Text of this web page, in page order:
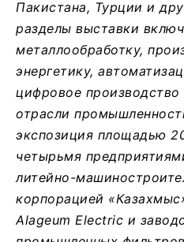
Пакистана, Турции и
разделы выставки
металлообработку,
энергетику,
цифровое
отрасли
экспозиция площадью
четырьмя
литейно-
корпорацией
Alageum Electric и